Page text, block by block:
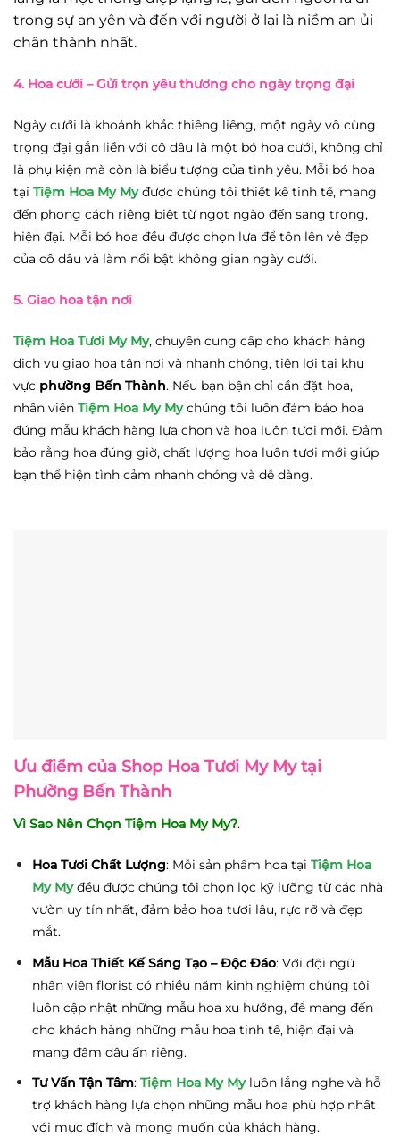
trong sự an yên và đến với người ở lại là niềm an ủi
chân thành nhất.
4. Hoa cưới – Gửi trọn yêu thương cho ngày trọng đại
Ngày cưới là khoảnh khắc thiêng liêng, một ngày vô cùng
trọng đại gắn liền với cô dâu là một bó hoa cưới, không chỉ
là phụ kiện mà còn là biểu tượng của tình yêu. Mỗi bó hoa
tại Tiệm Hoa My Myđược chúng tôi thiết kế tinh tế, mang
đến phong cách riêng biệt từ ngọt ngào đến sang trọng,
hiện đại. Mỗi bó hoa đều được chọn lựa để tôn lên vẻ đẹp
của cô dâu và làm nổi bật không gian ngày cưới.
5. Giao hoa tận nơi
Tiệm Hoa Tươi My My, chuyên cung cấp cho khách hàng
dịch vụ giao hoa tận nơi và nhanh chóng, tiện lợi tại khu
vực phường Bến Thành. Nếu bạn bận chỉ cần đặt hoa,
nhân viên Tiệm Hoa My Mychúng tôi luôn đảm bảo hoa
đúng mẫu khách hàng lựa chọn và hoa luôn tươi mới. Đảm
bảo rằng hoa đúng giờ, chất lượng hoa luôn tươi mới giúp
bạn thể hiện tình cảm nhanh chóng và dễ dàng.
Ưu điểm của Shop Hoa Tươi My Mytại
Phường Bến Thành
Vì Sao Nên Chọn Tiệm Hoa My My?.
Hoa Tươi Chất Lượng: Mỗi sản phẩm hoa tại Tiệm Hoa
My My đều được chúng tôi chọn lọc kỹ lưỡng từ các nhà
vườn uy tín nhất, đảm bảo hoa tươi lâu, rực rỡ và đẹp
mắt.
Mẫu Hoa Thiết Kế Sáng Tạo – Độc Đáo: Với đội ngũ
nhân viên florist có nhiều năm kinh nghiệm chúng tôi
luôn cập nhật những mẫu hoa xu hướng, để mang đến
cho khách hàng những mẫu hoa tinh tế, hiện đại và
mang đậm dâu ấn riêng.
Tư Vấn Tận Tâm: Tiệm Hoa My Myluôn lắng nghe và hỗ
trợ khách hàng lựa chọn những mẫu hoa phù hợp nhất
với mục đích và mong muốn của khách hàng.